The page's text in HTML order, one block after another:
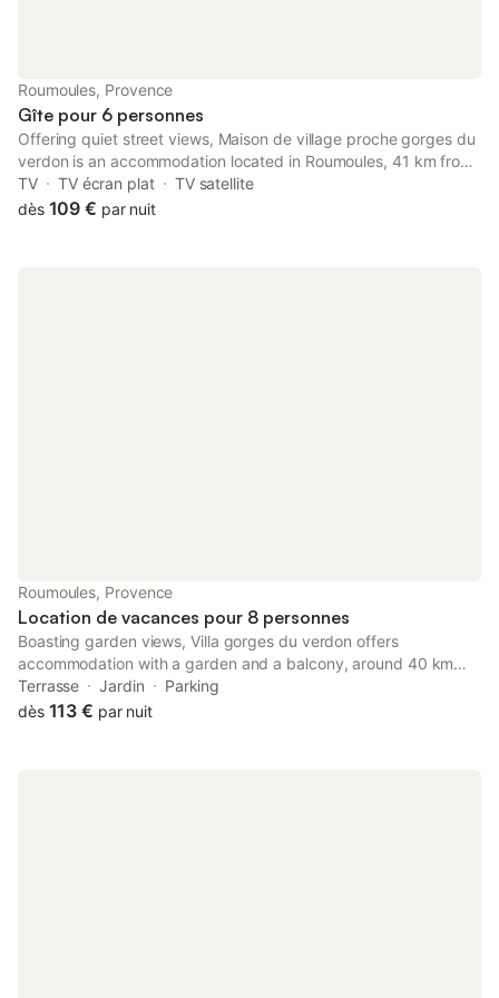
Roumoules, Provence
Gîte pour 6 personnes
Offering quiet street views, Maison de village proche gorges du
verdon is an accommodation located in Roumoules, 41 km from
ITER / Cadarache and 34 km from Digne Golf Course. This
apartment is 45 km from Golf du Luberon.
TV TV écran plat
TV satellite
dès 109 € par nuit
Roumoules, Provence
Location de vacances pour 8 personnes
Boasting garden views, Villa gorges du verdon offers
accommodation with a garden and a balcony, around 40 km
from ITER / Cadarache. This property offers access to a terrace
and free private parking.
Terrasse Jardin
Parking
dès 113 € par nuit